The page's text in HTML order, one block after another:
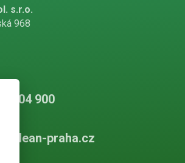
s.r.o.
968
804 900
praha.cz